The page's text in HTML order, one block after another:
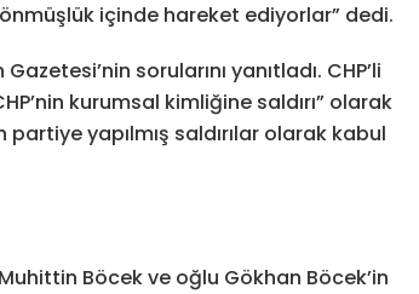
içinde hareket ediyorlar” dedi.
sorularını yanıtladı. CHP’li
kurumsal kimliğine saldırı” olarak
partiye yapılmış saldırılar olarak kabul
Böcek ve oğlu Gökhan Böcek’in